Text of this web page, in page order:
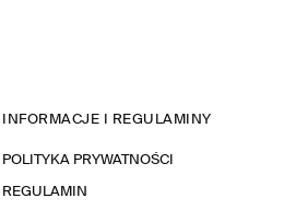
INFORMACJE I REGULAMINY
POLITYKA PRYWATNOŚCI
REGULAMIN